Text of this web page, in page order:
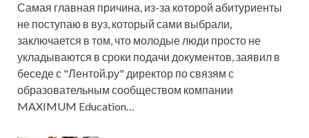
Самая главная причина, из-за которой абитуриенты
не поступаю в вуз, который сами выбрали,
заключается в том, что молодые люди просто не
укладываются в сроки подачи документов, заявил в
беседе с "Лентой.ру" директор по связям с
образовательным сообществом компании
MAXIMUM Education…